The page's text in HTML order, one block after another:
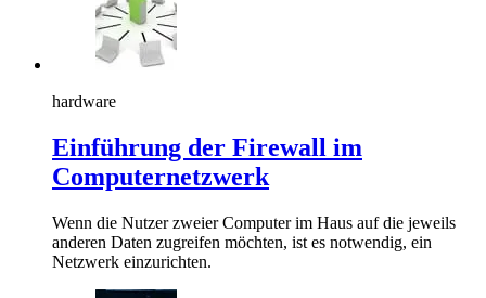
hardware
Einführung der Firewall im
Computernetzwerk
Wenn die Nutzer zweier Computer im Haus auf die jeweils
anderen Daten zugreifen möchten, ist es notwendig, ein
Netzwerk einzurichten.